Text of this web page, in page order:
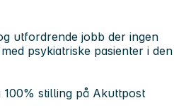
utfordrende jobb der ingen
psykiatriske pasienter i den
stilling på Akuttpost